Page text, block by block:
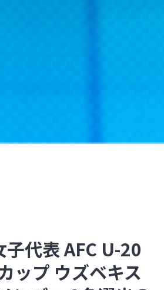
代表 AFC U-20
ップ ウズベキス